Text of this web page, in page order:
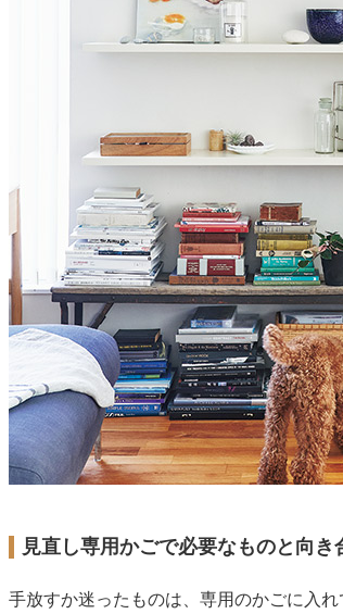
見直し専用かごで必要なものと向き
手放すか迷ったものは、専用のかごに入れ